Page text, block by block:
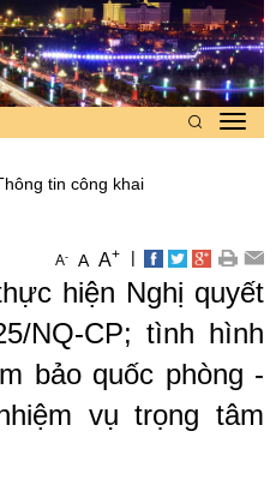
tin công khai
A- A A+ |
hiện Nghị quyết
NQ-CP; tình hình
bảo quốc phòng -
vụ trọng tâm